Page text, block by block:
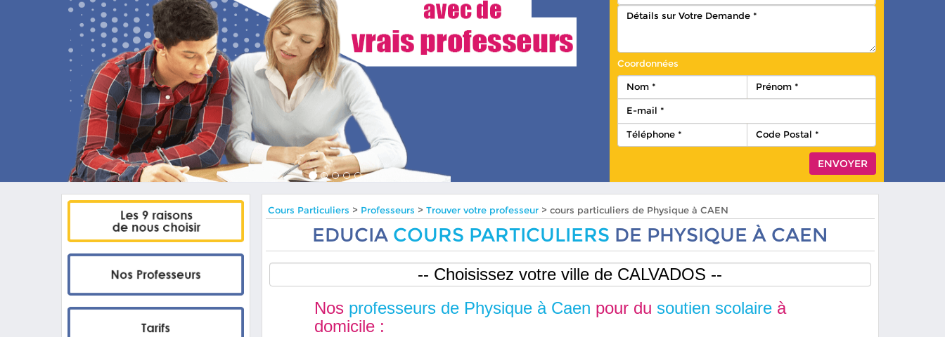
Coordonnées
Cours Particuliers > Professeurs >Trouver votre professeur > cours particuliers de Physique à CAEN
EDUCIA COURS PARTICULIERS DE PHYSIQUE À CAEN
Nos professeurs de Physique à Caen pour du soutien scolaire à
domicile :